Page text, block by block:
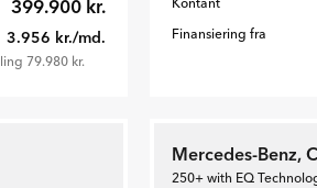
399.900 kr.
3.956 kr./md.
79.980 kr.
Finansiering fra
Mercedes-Benz,
250+ with EQ